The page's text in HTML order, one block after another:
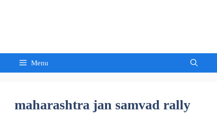
Menu
maharashtra jan samvad rally